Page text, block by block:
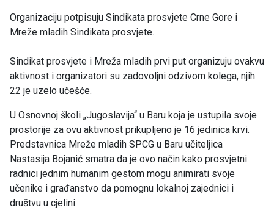
Organizaciju potpisuju Sindikata prosvjete Crne Gore i
Mreže mladih Sindikata prosvjete.
Sindikat prosvjete i Mreža mladih prvi put organizuju ovakvu
aktivnost i organizatori su zadovoljni odzivom kolega, njih
22 je uzelo učešće.
U Osnovnoj školi „Jugoslavija“ u Baru koja je ustupila svoje
prostorije za ovu aktivnost prikupljeno je 16 jedinica krvi.
Predstavnica Mreže mladih SPCG u Baru učiteljica
Nastasija Bojanić smatra da je ovo način kako prosvjetni
radnici jednim humanim gestom mogu animirati svoje
učenike i građanstvo da pomognu lokalnoj zajednici i
društvu u cjelini.